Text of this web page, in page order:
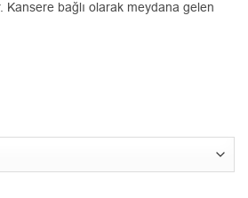
Kansere bağlı olarak meydana gelen